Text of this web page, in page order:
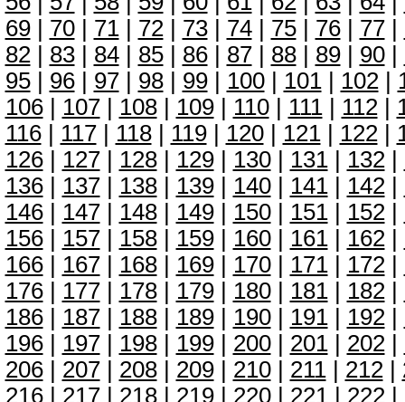
69| 70| 71| 72| 73| 74| 75| 76| 77|
82| 83| 84| 85| 86| 87| 88| 89| 90|
95| 96| 97| 98| 99| 100| 101| 102|
106| 107| 108| 109| 110| 111| 112|
116| 117| 118| 119| 120| 121| 122|
126| 127| 128| 129| 130| 131| 132|
136| 137| 138| 139| 140| 141| 142|
146| 147| 148| 149| 150| 151| 152|
156| 157| 158| 159| 160| 161| 162|
166| 167| 168| 169| 170| 171| 172|
176| 177| 178| 179| 180| 181| 182|
186| 187| 188| 189| 190| 191| 192|
196| 197| 198| 199| 200| 201| 202|
206| 207| 208| 209| 210| 211| 212|
216| 217| 218| 219| 220| 221| 222|